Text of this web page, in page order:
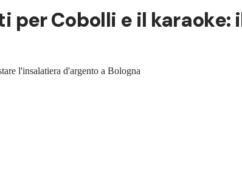
Cobolli e il karaoke:
l'insalatiera d'argento a Bologna